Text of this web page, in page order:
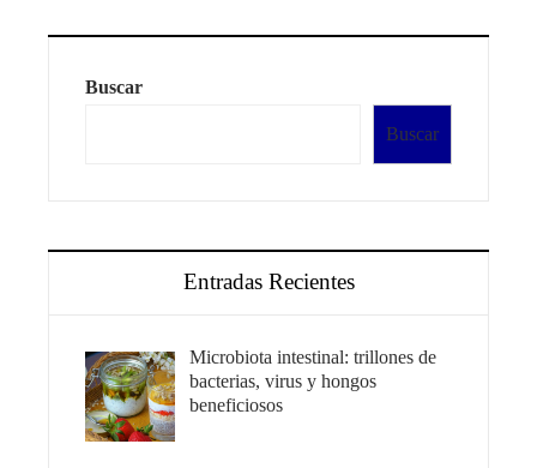
Buscar
Buscar
Entradas Recientes
Microbiota intestinal: trillones de
bacterias, virus y hongos
beneficiosos